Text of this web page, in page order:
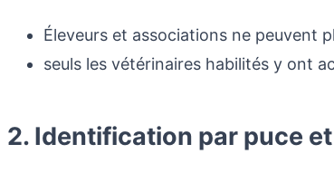
Éleveurs et associations ne peuvent
seuls les vétérinaires habilités y ont
2. Identification par puce